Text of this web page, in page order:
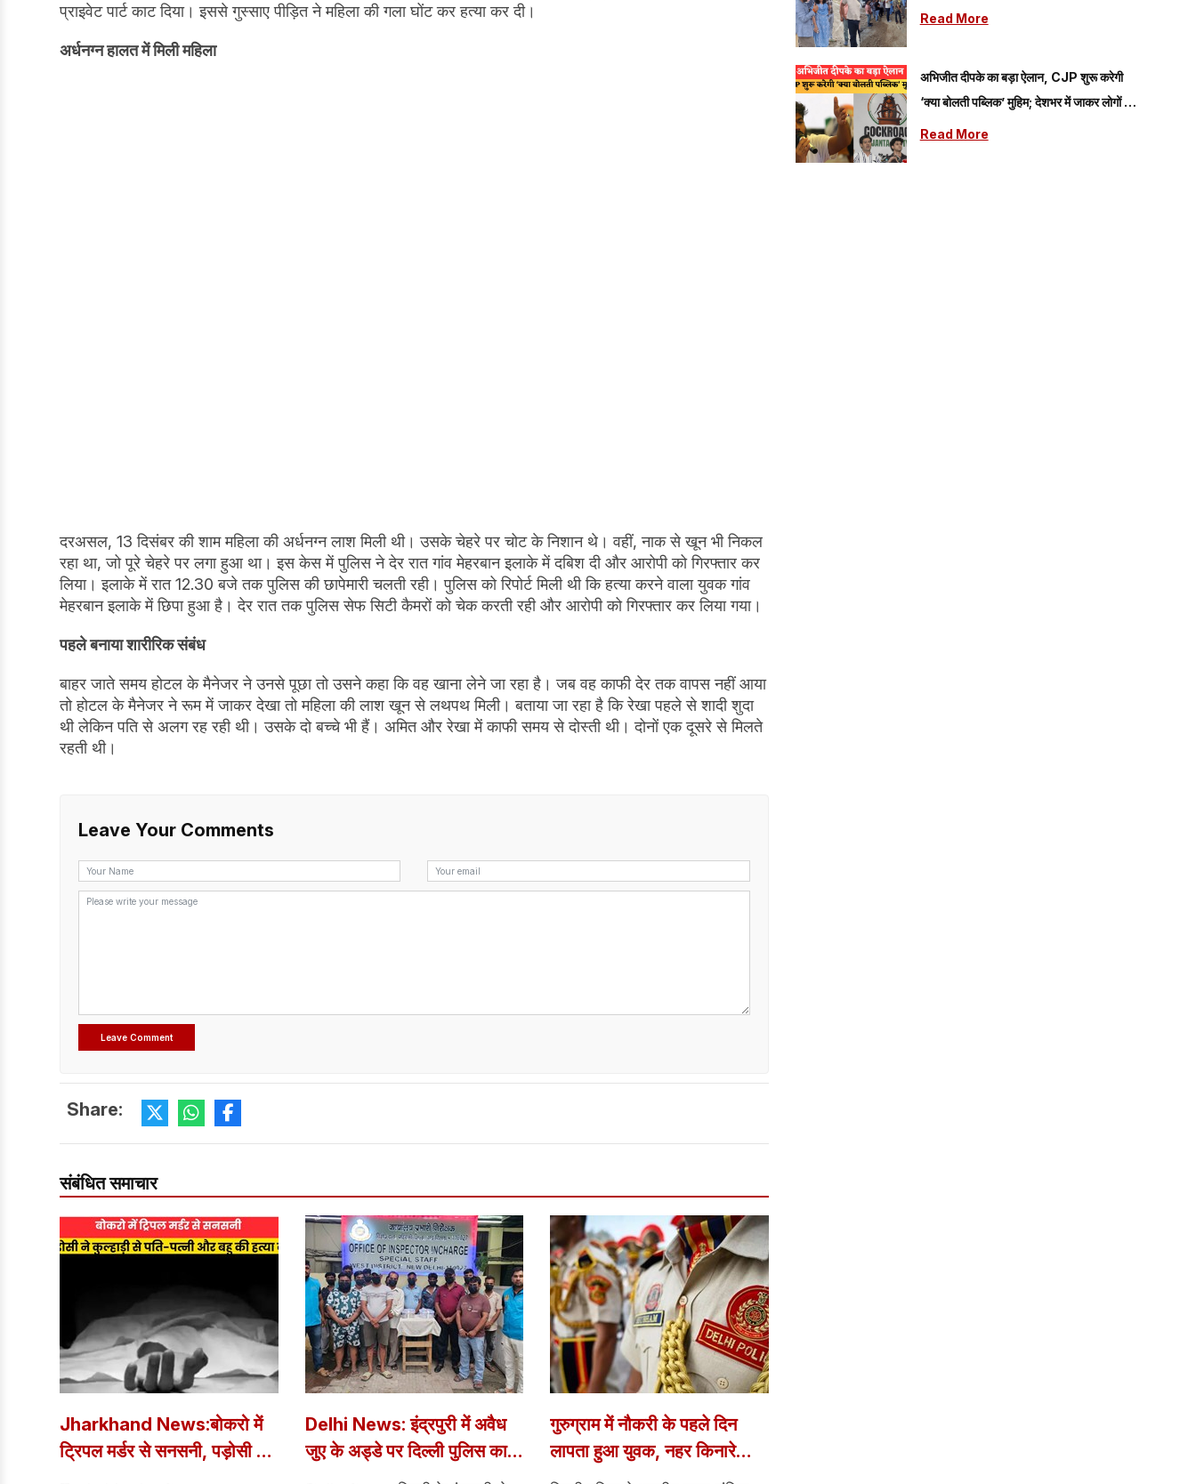
प्राइवेट पार्ट काट दिया। इससे गुस्साए पीड़ित ने महिला की गला घोंट कर हत्या कर दी।
अर्धनग्न हालत में मिली महिला
दरअसल, 13 दिसंबर की शाम महिला की अर्धनग्न लाश मिली थी। उसके चेहरे पर चोट के निशान थे। वहीं, नाक से खून भी निकल
रहा था, जो पूरे चेहरे पर लगा हुआ था। इस केस में पुलिस ने देर रात गांव मेहरबान इलाके में दबिश दी और आरोपी को गिरफ्तार कर
लिया। इलाके में रात 12.30 बजे तक पुलिस की छापेमारी चलती रही। पुलिस को रिपोर्ट मिली थी कि हत्या करने वाला युवक गांव
मेहरबान इलाके में छिपा हुआ है। देर रात तक पुलिस सेफ सिटी कैमरों को चेक करती रही और आरोपी को गिरफ्तार कर लिया गया।
पहले बनाया शारीरिक संबंध
बाहर जाते समय होटल के मैनेजर ने उनसे पूछा तो उसने कहा कि वह खाना लेने जा रहा है। जब वह काफी देर तक वापस नहीं आया
तो होटल के मैनेजर ने रूम में जाकर देखा तो महिला की लाश खून से लथपथ मिली। बताया जा रहा है कि रेखा पहले से शादी शुदा
थी लेकिन पति से अलग रह रही थी। उसके दो बच्चे भी हैं। अमित और रेखा में काफी समय से दोस्ती थी। दोनों एक दूसरे से मिलते
रहती थी।
Leave Your Comments
Share:
संबंधित समाचार
Jharkhand News:बोकरो में
ट्रिपल मर्डर से सनसनी, पड़ोसी ने
Delhi News: इंद्रपुरी में अवैध
जुए के अड्डे पर दिल्ली पुलिस का
छापा, 15 जुआरियों को पकड़ा;
गुरुग्राम में नौकरी के पहले दिन
लापता हुआ युवक, नहर किनारे
मिली कार; दिल्ली पुलिस ने दर्ज की
Read More
अभिजीत दीपके का बड़ा ऐलान, CJP शुरू करेगी
‘क्या बोलती पब्लिक’ मुहिम; देशभर में जाकर लोगों की
समस्याएं जानेगी पार्टी
Read More